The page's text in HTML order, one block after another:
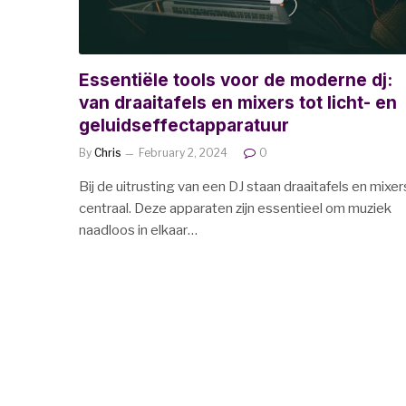
Essentiële tools voor de moderne dj:
van draaitafels en mixers tot licht- en
geluidseffectapparatuur
By Chris February 2, 2024 0
Bij de uitrusting van een DJ staan draaitafels en
centraal. Deze apparaten zijn essentieel om muziek
naadloos in elkaar…